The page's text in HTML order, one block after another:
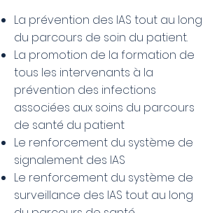
La prévention des IAS tout au long
du parcours de soin du patient.
La promotion de la formation de
tous les intervenants à la
prévention des infections
associées aux soins du parcours
de santé du patient
Le renforcement du système de
signalement des IAS
Le renforcement du système de
surveillance des IAS tout au long